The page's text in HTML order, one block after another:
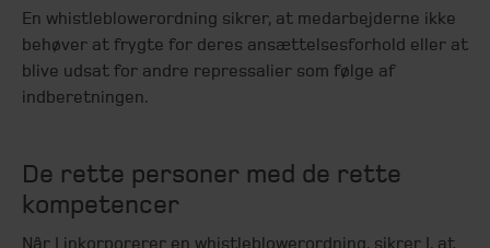
En whistleblowerordning sikrer, at medarbejderne ikke
behøver at frygte for deres ansættelsesforhold eller at
blive udsat for andre repressalier som følge af
indberetningen.
De rette personer med de rette
kompetencer
Når I inkorporerer en whistleblowerordning, sikrer I, at